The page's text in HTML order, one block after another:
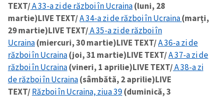
SUSȚINE
TEXT/A 33-a zi de război în Ucraina(luni, 28
martie)LIVE TEXT/A 34-a zi de război în Ucraina(marți,
29 martie)LIVE TEXT/A 35-a zi de război în
Ucraina(miercuri, 30 martie)LIVE TEXT/A 36-a zi de
război în Ucraina(joi, 31 martie)LIVE TEXT/A 37-a zi de
război în Ucraina(vineri, 1 aprilie)LIVE TEXT/A 38-a zi
de război în Ucraina(sâmbătă, 2 aprilie)LIVE
TEXT/Război în Ucraina, ziua 39(duminică, 3